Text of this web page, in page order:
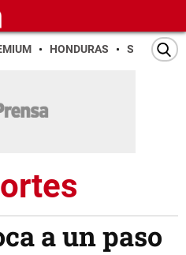
HONDURAS SAN PEDRO
a un paso